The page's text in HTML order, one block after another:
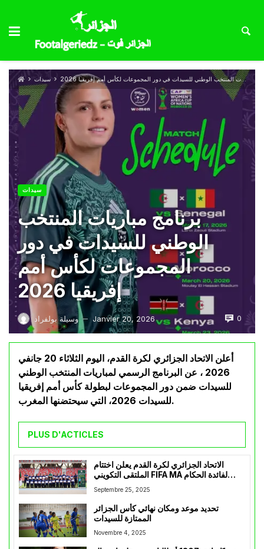
سيدات برنامج مباريات المنتخب الوطني للسيدات في دور المجموعات لكأس أمم إفريقيا 2026
سيدات
برنامج مباريات المنتخب
الوطني للسيدات في دور
المجموعات لكأس أمم
إفريقيا 2026
وسيلة بولفراد — Janvier 20, 2026 0
أعلن الاتحاد الجزائري لكرة القدم، اليوم الثلاثاء 20 جانفي
2026 ، عن البرنامج الرسمي لمباريات المنتخب الوطني
للسيدات ضمن دور المجموعات لبطولة كأس أمم إفريقيا
للسيدات 2026، التي سيحتضنها المغرب.
PLUS D'ACTICLES
الاتحاد الجزائري لكرة القدم يعلن اختتام
الملتقى التكويني FIFA MA لفائدة الحكام
السيدات بوهران
Septembre 25, 2025
تحديد موعد ومكان نهائي كأس الجزائر
الممتازة للسيدات
Novembre 4, 2025